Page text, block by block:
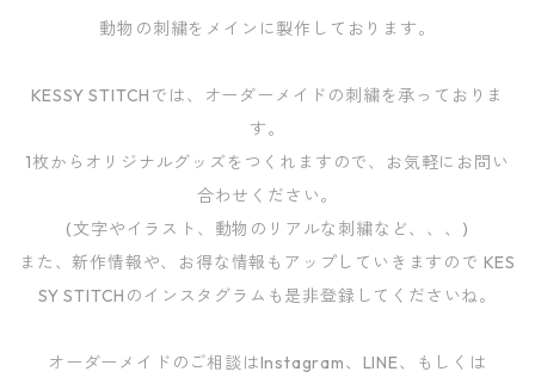
動物の刺繍をメインに製作しております。
KESSY STITCHでは、オーダーメイドの刺繍を承っておりま
す。
1枚からオリジナルグッズをつくれますので、お気軽にお問い
合わせください。
(文字やイラスト、動物のリアルな刺繍など、、、)
また、新作情報や、お得な情報もアップしていきますので KES
SY STITCHのインスタグラムも是非登録してくださいね。
オーダーメイドのご相談はInstagram、LINE、もしくは